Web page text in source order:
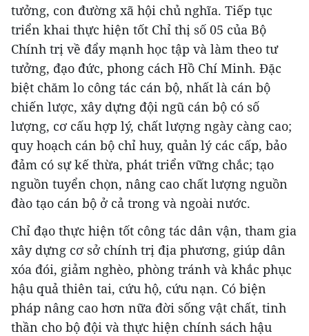
tưởng, con đường xã hội chủ nghĩa. Tiếp tục
triển khai thực hiện tốt Chỉ thị số 05 của Bộ
Chính trị về đẩy mạnh học tập và làm theo tư
tưởng, đạo đức, phong cách Hồ Chí Minh. Đặc
biệt chăm lo công tác cán bộ, nhất là cán bộ
chiến lược, xây dựng đội ngũ cán bộ có số
lượng, cơ cấu hợp lý, chất lượng ngày càng cao;
quy hoạch cán bộ chỉ huy, quản lý các cấp, bảo
đảm có sự kế thừa, phát triển vững chắc; tạo
nguồn tuyển chọn, nâng cao chất lượng nguồn
đào tạo cán bộ ở cả trong và ngoài nước.
Chỉ đạo thực hiện tốt công tác dân vận, tham gia
xây dựng cơ sở chính trị địa phương, giúp dân
xóa đói, giảm nghèo, phòng tránh và khắc phục
hậu quả thiên tai, cứu hộ, cứu nạn. Có biện
pháp nâng cao hơn nữa đời sống vật chất, tinh
thần cho bộ đội và thực hiện chính sách hậu